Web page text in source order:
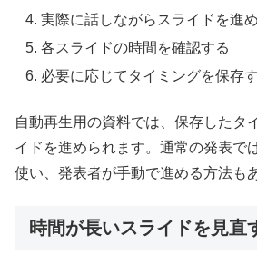
実際に話しながらスライドを進
各スライドの時間を確認する
必要に応じてタイミングを保存
自動再生用の資料では、保存したタ
イドを進められます。通常の発表で
使い、発表者が手動で進める方法も
時間が長いスライドを見直